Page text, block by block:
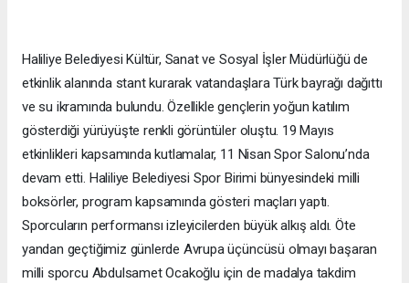
Haliliye Belediyesi Kültür, Sanat ve Sosyal İşler Müdürlüğü de
etkinlik alanında stant kurarak vatandaşlara Türk bayrağı dağıttı
ve su ikramında bulundu. Özellikle gençlerin yoğun katılım
gösterdiği yürüyüşte renkli görüntüler oluştu. 19 Mayıs
etkinlikleri kapsamında kutlamalar, 11 Nisan Spor Salonu’nda
devam etti. Haliliye Belediyesi Spor Birimi bünyesindeki milli
boksörler, program kapsamında gösteri maçları yaptı.
Sporcuların performansı izleyicilerden büyük alkış aldı. Öte
yandan geçtiğimiz günlerde Avrupa üçüncüsü olmayı başaran
milli sporcu Abdulsamet Ocakoğlu için de madalya takdim